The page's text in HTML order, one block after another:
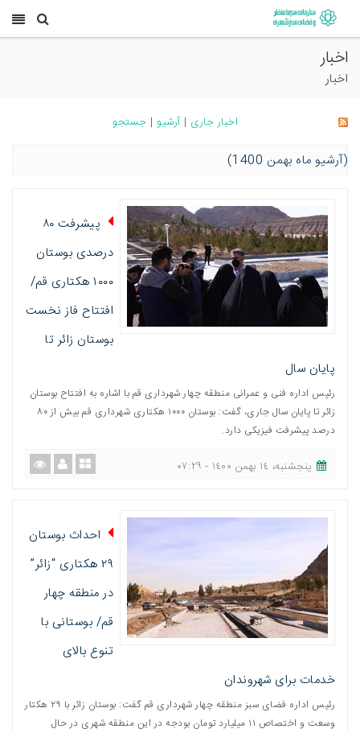
اخبار
اخبار
اخبار جاری | آرشیو | جستجو
(آرشیو ماه بهمن 1400)
پیشرفت ۸۰
درصدی بوستان
۱۰۰۰ هکتاری قم/
افتتاح فاز نخست
بوستان زائر تا
پایان سال
رئیس اداره فنی و عمرانی منطقه چهار شهرداری قم با اشاره به افتتاح بوستان
زائر تا پایان سال جاری، گفت: بوستان ١٠٠٠ هکتاری شهرداری قم بیش از ٨٠
درصد پیشرفت فیزیکی دارد.
پنجشنبه، ١٤ بهمن ١٤٠٠ - ٠٧:٢٩
احداث بوستان
۲۹ هکتاری “زائر”
در منطقه چهار
قم/ بوستانی با
تنوع بالای
خدمات برای شهروندان
رئیس اداره فضای سبز منطقه چهار شهرداری قم گفت: بوستان زائر با ۲۹ هکتار
وسعت و اختصاص ۱۱ میلیارد تومان بودجه در این منطقه شهری در حال